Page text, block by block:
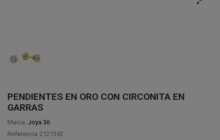
PENDIENTES EN ORO CON CIRCONITA EN
GARRAS
Marca: Joya 36
Referencia 2127342